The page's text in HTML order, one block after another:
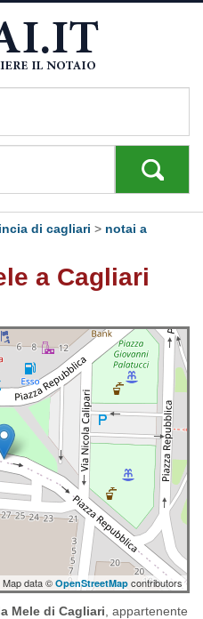
di cagliari > notai a
a Cagliari
Map data © OpenStreetMap contributors
Mele di Cagliari , appartenente